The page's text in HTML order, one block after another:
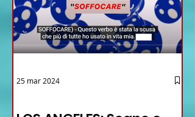
25 mar 2024